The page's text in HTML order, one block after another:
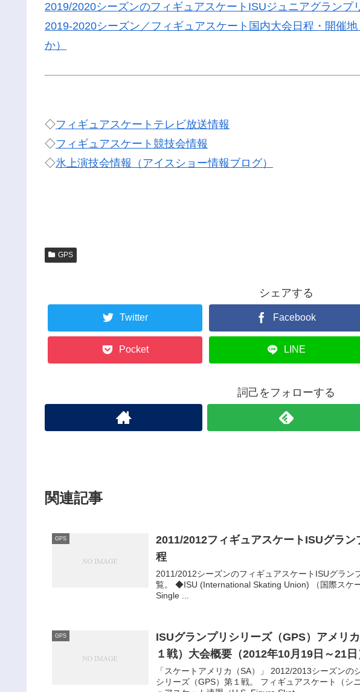
2019/2020シーズンのフィギュアスケートISUジュニアグランプ
2019-2020シーズン／フィギュアスケート国内大会日程・開催
か）
◇フィギュアスケートテレビ放送情報
◇フィギュアスケート競技会情報
◇氷上演技会情報（アイスショー情報ブログ）
GPS
シェアする
Twitter Facebook
Pocket LINE
詞己をフォローする
関連記事
GPS
2011/2012フィギュアスケートISUグラ
程
2011/2012シーズンのフィギュアスケートISUグラン
覧。 ◆ISU (International Skating Union) （国際ス
Single ...
GPS
ISUグランプリシリーズ（GPS）アメリ
１戦）大会概要（2012年10月19日～21日
「スケートアメリカ（SA）」 2012/2013シーズン
シリーズ（GPS）第１戦。 フィギュアスケート（シ